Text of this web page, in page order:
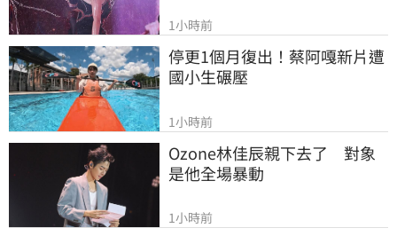
1小時前
停更1個月復出！蔡阿嘎新片遭
國小生碾壓
1小時前
Ozone林佳辰親下去了　對象
是他全場暴動
1小時前